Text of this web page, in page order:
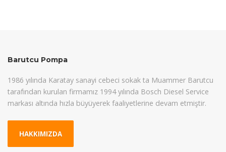
Barutcu Pompa
1986 yılında Karatay sanayi cebeci sokak ta Muammer Barutcu
tarafından kurulan firmamız 1994 yılında Bosch Diesel Service
markası altında hızla büyüyerek faaliyetlerine devam etmiştir.
HAKKIMIZDA